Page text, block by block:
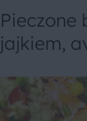
Pieczone
jajkiem,